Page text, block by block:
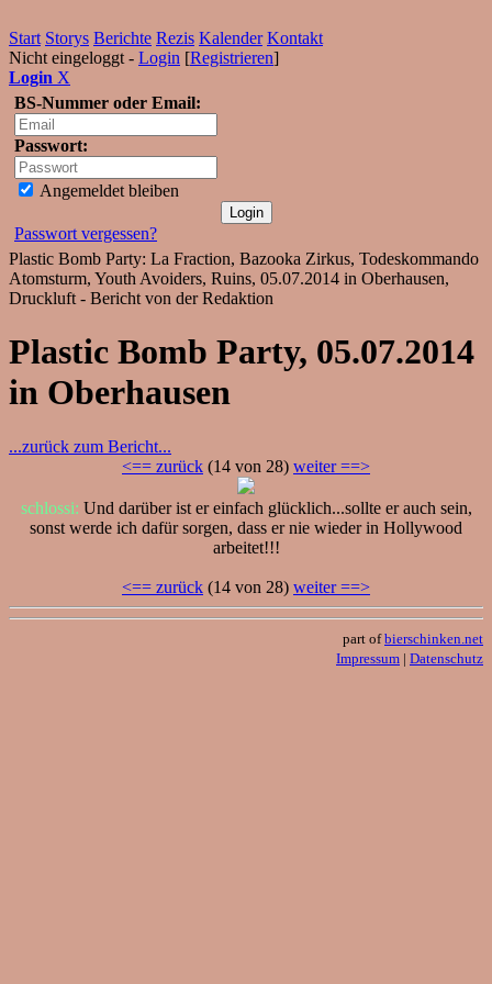
Start Storys Berichte Rezis Kalender Kontakt
Nicht eingeloggt - Login [Registrieren]
Login X
BS-Nummer oder Email:
Passwort:
Angemeldet bleiben
Passwort vergessen?
Plastic Bomb Party: La Fraction, Bazooka Zirkus, Todeskommando
Atomsturm, Youth Avoiders, Ruins, 05.07.2014 in Oberhausen,
Druckluft - Bericht von der Redaktion
Plastic Bomb Party, 05.07.2014
in Oberhausen
...zurück zum Bericht...
<== zurück (14 von 28) weiter ==>
schlossi: Und darüber ist er einfach glücklich...sollte er auch sein,
sonst werde ich dafür sorgen, dass er nie wieder in Hollywood
arbeitet!!!
<== zurück (14 von 28) weiter ==>
part ofbierschinken.net
Impressum | Datenschutz